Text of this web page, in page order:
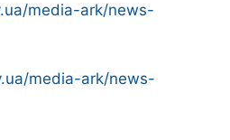
media-ark/news-
media-ark/news-